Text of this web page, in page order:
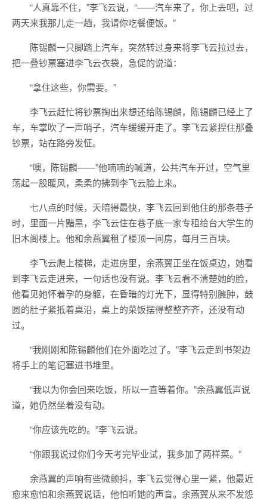
“人真靠不住，”李飞云说，“——汽车来了，你上去吧，过
两天来我那儿走一趟，我请你吃餐便饭。”
陈锡麟一只脚踏上汽车，突然转过身来将李飞云拉过去，
把一叠钞票塞进李飞云衣袋，急促的说道：
“拿住这些，你需要。”
李飞云赶忙将钞票掏出来想还给陈锡麟，陈锡麟已经上了
车，车掌吹了一声哨子，汽车缓缓开走了。李飞云紧捏住那叠
钞票，站在路旁发怔。
“噢，陈锡麟——”他喃喃的喊道，公共汽车开过，空气里
荡起一股暖风，柔柔的拂到李飞云脸上来。
七八点的时候，天暗得最快，李飞云回到他住的那条巷子
时，里面一片黯黑，李飞云住在巷子底一家专租给台大学生的
旧木阁楼上。他和余燕翼租了楼顶一间房，每月三百块。
李飞云爬上楼梯，走进房里，余燕翼正坐在饭桌边，她看
到李飞云走进来，一句话也没有说。李飞云看不清楚她的脸，
他看见她怀着孕的身躯，在昏暗的灯光下，显得特别臃肿，鼓
圆的肚子紧抵着桌沿，桌上的菜饭摆得整整齐齐，还没有动
过。
“我刚刚和陈锡麟他们在外面吃过了。”李飞云走到书架边
将手上的笔记塞进书堆里。
“我以为你会回来吃饭，所以一直等着你。”余燕翼低声说
道，她仍然坐着没有动。
“你应该先吃的。”李飞云说。
“你跟我说过你们今天考完毕业试，我多加了两样菜。”
余燕翼的声响有些微颤抖，李飞云觉得心里一紧，他最近
愈来愈怕和余燕翼说话，他怕听她的声音。余燕翼从来不发怨